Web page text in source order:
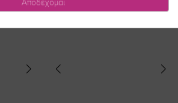
Αποδέχομαι